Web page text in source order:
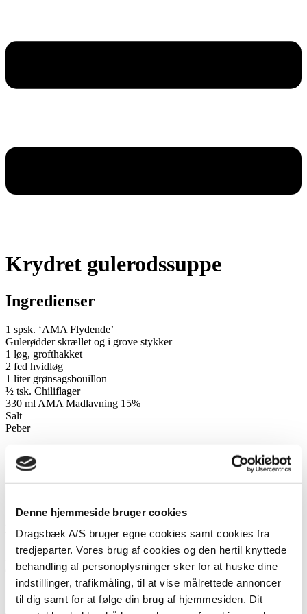
Denne hjemmeside bruger cookies
Dragsbæk A/S bruger egne cookies samt cookies fra
tredjeparter. Vores brug af cookies og den hertil knyttede
behandling af personoplysninger sker for at huske dine
indstillinger, trafikmåling, til at vise målrettede annoncer
til dig samt for at følge din brug af hjemmesiden. Dit
Krydret gulerodssuppe
Ingredienser
1 spsk. ‘AMA Flydende’
Gulerødder skrællet og i grove stykker
1 løg, grofthakket
2 fed hvidløg
1 liter grønsagsbouillon
½ tsk. Chiliflager
330 ml AMA Madlavning 15%
Salt
Peber
Sådan gør du:
1. Hæld AMA Flydende i din gryde og svits de hakkede gulerødder,
2. Tilsæt 1 liter grønsagsboullion og lad suppen koge ved svag
varme til gulerødderne er møre.
3. Blend suppen til den er glat, og tilsæt AMA Madlavning 15% for
et cremet finish! Smag til med salt, peber og evt. mere chili.